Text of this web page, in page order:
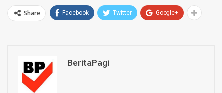
Share Facebook Twitter Google+
BeritaPagi